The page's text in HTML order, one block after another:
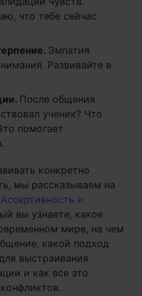
что тебе сейчас
Эмпатия
Развивайте в
После общения
ученик? Что
помогает
конкретно
мы рассказываем на
Ассертивность и
вы узнаете, какое
мире, на чем
какой подход
выстраивания
и как все это